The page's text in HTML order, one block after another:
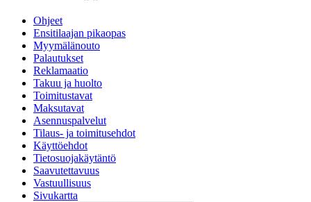
Ohjeet
Ensitilaajan pikaopas
Myymälänouto
Palautukset
Reklamaatio
Takuu ja huolto
Toimitustavat
Maksutavat
Asennuspalvelut
Tilaus- ja toimitusehdot
Käyttöehdot
Tietosuojakäytäntö
Saavutettavuus
Vastuullisuus
Sivukartta